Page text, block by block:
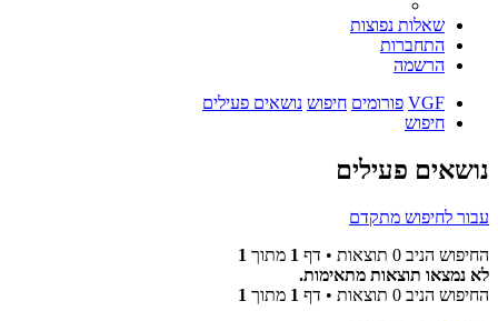
שאלות נפוצות
התחברות
הרשמה
VGF פורומים חיפוש נושאים פעילים
חיפוש
נושאים פעילים
עבור לחיפוש מתקדם
החיפוש הניב 0 תוצאות • דף
1 מתוך 1
לא נמצאו תוצאות מתאימות.
החיפוש הניב 0 תוצאות • דף
1 מתוך 1